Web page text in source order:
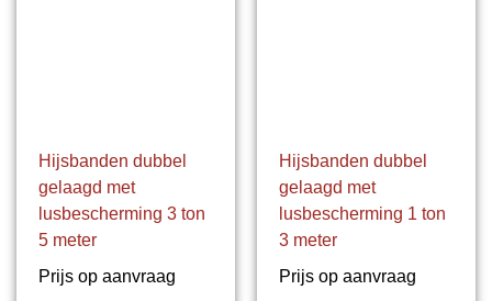
Hijsbanden dubbel
gelaagd met
lusbescherming 3 ton
5 meter
Prijs op aanvraag
Hijsbanden dubbel
gelaagd met
lusbescherming 1 ton
3 meter
Prijs op aanvraag